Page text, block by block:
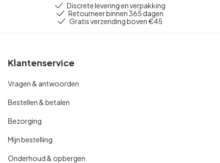
Discrete levering en verpakking
Retourneer binnen 365 dagen
Gratis verzending boven €45
Klantenservice
Vragen & antwoorden
Bestellen & betalen
Bezorging
Mijn bestelling
Onderhoud & opbergen